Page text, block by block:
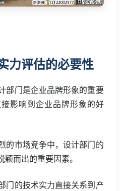
力评估的必要性
部门是企业品牌形象的重要
影响到企业品牌形象的好
的市场竞争中，设计部门的
而出的重要因素。
门的技术实力直接关系到产